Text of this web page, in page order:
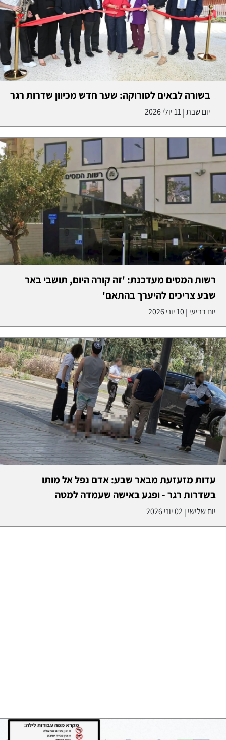
בשורה לבאים לסורוקה: שער חדש מכיוון שדרות רגר
יום שבת|11 יולי 2026
רשות המסים מעדכנת: 'זה קורה היום, תושבי באר
שבע צריכים להיערך בהתאם'
יום רביעי |10 יוני 2026
עדות מזעזעת מבאר שבע: אדם נפל אל מותו
בשדרות רגר - ופגע באישה שעמדה למטה
יום שלישי |02 יוני 2026